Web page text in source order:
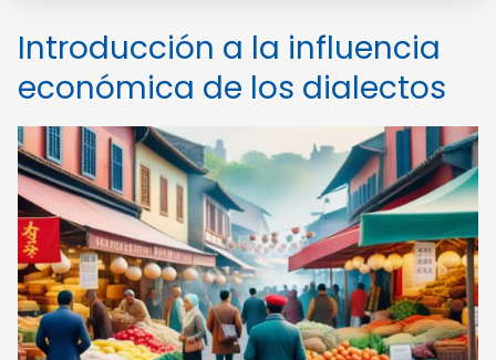
Introducción a la influencia
económica de los dialectos